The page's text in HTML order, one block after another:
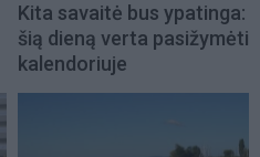
Kita savaitė bus ypatinga:
šią dieną verta pasižymėti
kalendoriuje